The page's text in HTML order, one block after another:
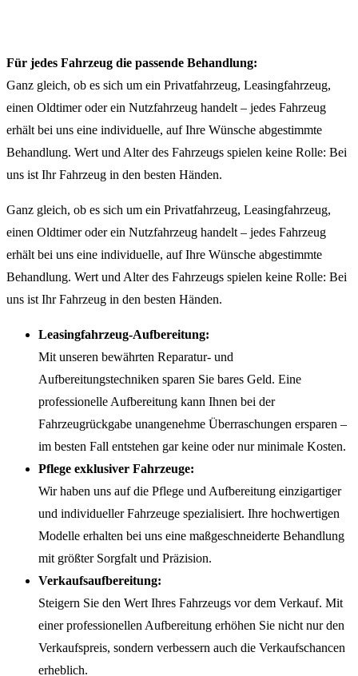
Für jedes Fahrzeug die passende Behandlung:
Ganz gleich, ob es sich um ein Privatfahrzeug, Leasingfahrzeug,
einen Oldtimer oder ein Nutzfahrzeug handelt – jedes Fahrzeug
erhält bei uns eine individuelle, auf Ihre Wünsche abgestimmte
Behandlung. Wert und Alter des Fahrzeugs spielen keine Rolle: Bei
uns ist Ihr Fahrzeug in den besten Händen.
Ganz gleich, ob es sich um ein Privatfahrzeug, Leasingfahrzeug,
einen Oldtimer oder ein Nutzfahrzeug handelt – jedes Fahrzeug
erhält bei uns eine individuelle, auf Ihre Wünsche abgestimmte
Behandlung. Wert und Alter des Fahrzeugs spielen keine Rolle: Bei
uns ist Ihr Fahrzeug in den besten Händen.
Leasingfahrzeug-Aufbereitung:
Mit unseren bewährten Reparatur- und
Aufbereitungstechniken sparen Sie bares Geld. Eine
professionelle Aufbereitung kann Ihnen bei der
Fahrzeugrückgabe unangenehme Überraschungen ersparen –
im besten Fall entstehen gar keine oder nur minimale Kosten.
Pflege exklusiver Fahrzeuge:
Wir haben uns auf die Pflege und Aufbereitung einzigartiger
und individueller Fahrzeuge spezialisiert. Ihre hochwertigen
Modelle erhalten bei uns eine maßgeschneiderte Behandlung
mit größter Sorgfalt und Präzision.
Verkaufsaufbereitung:
Steigern Sie den Wert Ihres Fahrzeugs vor dem Verkauf. Mit
einer professionellen Aufbereitung erhöhen Sie nicht nur den
Verkaufspreis, sondern verbessern auch die Verkaufschancen
erheblich.